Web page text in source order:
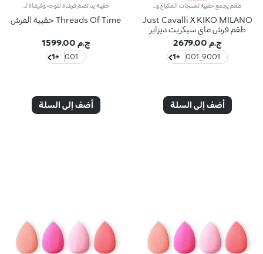
Just Cavalli X KIKO MILANO
طقم فرش ماي سيكريت ديزاير
ج.م 2679.00
9001_001
+1
أضف إلى السلة
Threads Of Time حقيبة الفرش
ج.م 1599.00
001
+1
أضف إلى السلة